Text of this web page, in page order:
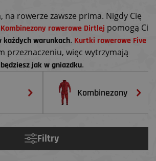
na rowerze zawsze prima. Nigdy Cię
Kombinezony rowerowe Dirtlej pomogą Ci
każdych warunkach. Kurtki rowerowe Five
przeznaczeniu, więc wytrzymają
jak w gniazdku.
Kombinezony
Filtry